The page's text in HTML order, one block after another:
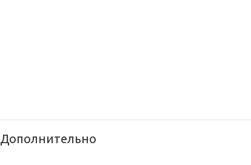
Дополнительно